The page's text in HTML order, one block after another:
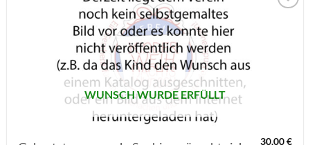
WUNSCH WURDE ERFÜLLT
30,00€